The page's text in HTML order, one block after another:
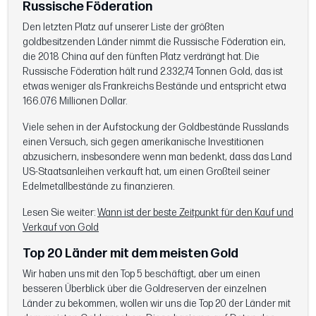
Russische Föderation
Den letzten Platz auf unserer Liste der größten
goldbesitzenden Länder nimmt die Russische Föderation ein,
die 2018 China auf den fünften Platz verdrängt hat. Die
Russische Föderation hält rund 2.332,74 Tonnen Gold, das ist
etwas weniger als Frankreichs Bestände und entspricht etwa
166.076 Millionen Dollar.
Viele sehen in der Aufstockung der Goldbestände Russlands
einen Versuch, sich gegen amerikanische Investitionen
abzusichern, insbesondere wenn man bedenkt, dass das Land
US-Staatsanleihen verkauft hat, um einen Großteil seiner
Edelmetallbestände zu finanzieren.
Lesen Sie weiter:Wann ist der beste Zeitpunkt für den Kauf und
Verkauf von Gold
Top 20 Länder mit dem meisten Gold
Wir haben uns mit den Top 5 beschäftigt, aber um einen
besseren Überblick über die Goldreserven der einzelnen
Länder zu bekommen, wollen wir uns die Top 20 der Länder mit